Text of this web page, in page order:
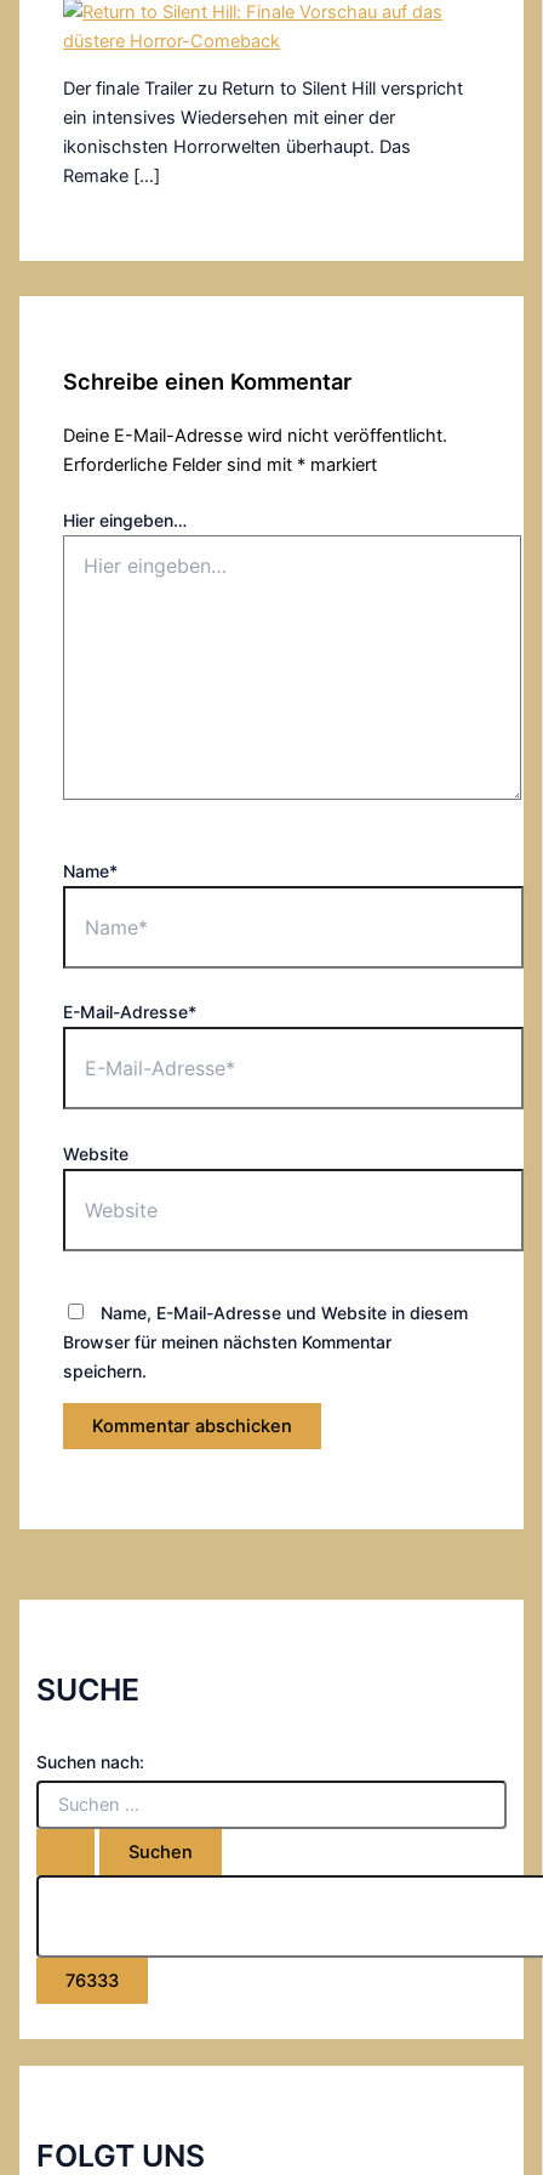
Der finale Trailer zu Return to Silent Hill verspricht
ein intensives Wiedersehen mit einer der
ikonischsten Horrorwelten überhaupt. Das
Remake […]
Schreibe einen Kommentar
Deine E-Mail-Adresse wird nicht veröffentlicht.
Erforderliche Felder sind mit * markiert
Hier eingeben…
Name*
E-Mail-Adresse*
Website
Name, E-Mail-Adresse und Website in diesem
Browser für meinen nächsten Kommentar
speichern.
SUCHE
Suchen nach:
FOLGT UNS